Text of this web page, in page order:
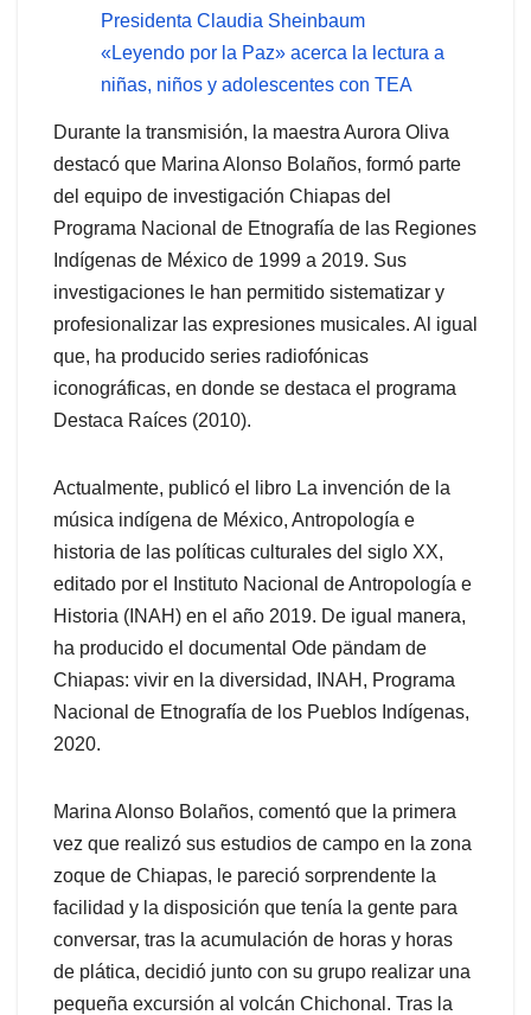
Presidenta Claudia Sheinbaum
«Leyendo por la Paz» acerca la lectura a
niñas, niños y adolescentes con TEA
Durante la transmisión, la maestra Aurora Oliva
destacó que Marina Alonso Bolaños, formó parte
del equipo de investigación Chiapas del
Programa Nacional de Etnografía de las Regiones
Indígenas de México de 1999 a 2019. Sus
investigaciones le han permitido sistematizar y
profesionalizar las expresiones musicales. Al igual
que, ha producido series radiofónicas
iconográficas, en donde se destaca el programa
Destaca Raíces (2010).
Actualmente, publicó el libro La invención de la
música indígena de México, Antropología e
historia de las políticas culturales del siglo XX,
editado por el Instituto Nacional de Antropología e
Historia (INAH) en el año 2019. De igual manera,
ha producido el documental Ode pändam de
Chiapas: vivir en la diversidad, INAH, Programa
Nacional de Etnografía de los Pueblos Indígenas,
2020.
Marina Alonso Bolaños, comentó que la primera
vez que realizó sus estudios de campo en la zona
zoque de Chiapas, le pareció sorprendente la
facilidad y la disposición que tenía la gente para
conversar, tras la acumulación de horas y horas
de plática, decidió junto con su grupo realizar una
pequeña excursión al volcán Chichonal. Tras la